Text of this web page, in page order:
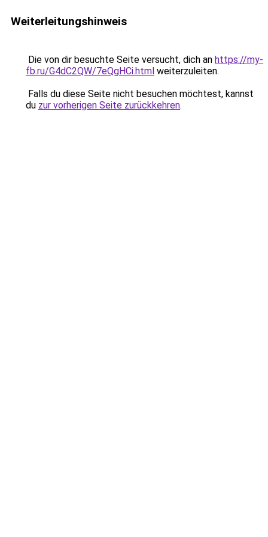
Weiterleitungshinweis
Die von dir besuchte Seite versucht, dich an https://my-
fb.ru/G4dC2QW/7eQgHCi.html weiterzuleiten.
Falls du diese Seite nicht besuchen möchtest, kannst
du zur vorherigen Seite zurückkehren.